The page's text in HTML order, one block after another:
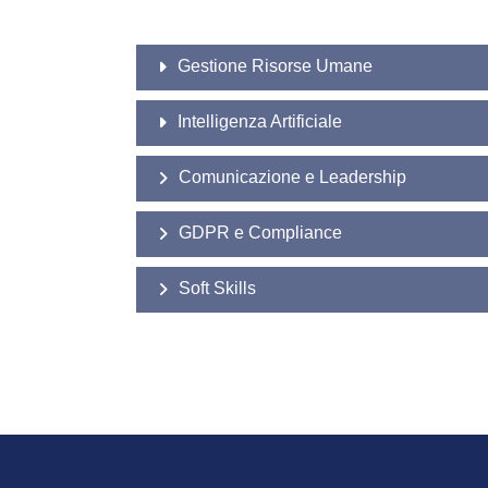
Gestione Risorse Umane
Intelligenza Artificiale
Comunicazione e Leadership
GDPR e Compliance
Soft Skills